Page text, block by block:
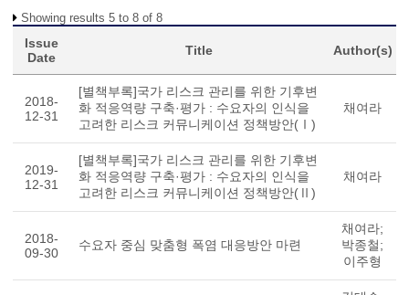
Showing results 5 to 8 of 8
Issue
Date
Title Author(s)
2018-
12-31
[별책부록]국가 리스크 관리를 위한 기후변
화 적응역량 구축·평가 : 수요자의 인식을
고려한 리스크 커뮤니케이션 정책방안(Ⅰ)
채여라
2019-
12-31
[별책부록]국가 리스크 관리를 위한 기후변
화 적응역량 구축·평가 : 수요자의 인식을
고려한 리스크 커뮤니케이션 정책방안(Ⅱ)
채여라
2018-
09-30
수요자 중심 맞춤형 폭염 대응방안 마련
채여라;
박종철;
이주형